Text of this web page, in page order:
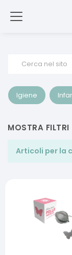
Cerca nel sito
Igiene
MOSTRA FILTRI
Articoli per la